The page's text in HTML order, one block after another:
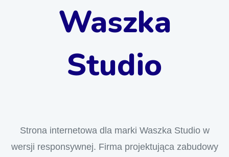
Waszka
Studio
Strona internetowa dla marki Waszka Studio w
wersji responsywnej. Firma projektująca zabudowy